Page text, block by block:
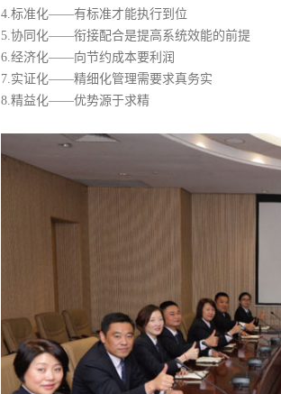
4.标准化——有标准才能执行到位
5.协同化——衔接配合是提高系统效能的前提
6.经济化——向节约成本要利润
7.实证化——精细化管理需要求真务实
8.精益化——优势源于求精